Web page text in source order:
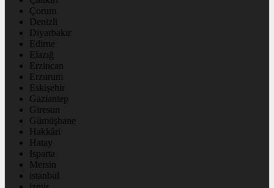
Çorum
Denizli
Diyarbakır
Edirne
Elazığ
Erzincan
Erzurum
Eskişehir
Gaziantep
Giresun
Gümüşhane
Hakkâri
Hatay
Isparta
Mersin
istanbul